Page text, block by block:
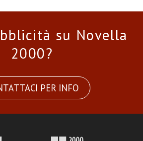
su Novella
2000?
PER INFO